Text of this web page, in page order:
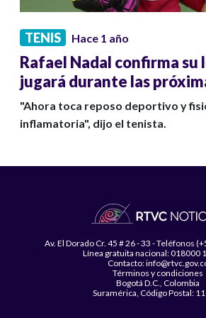
TENIS Hace 1 año
Rafael Nadal confirma su
jugará durante las
"Ahora toca reposo deportivo y
inflamatoria", dijo el tenista.
Av. El Dorado Cr. 45 # 26 - 33 - Teléfonos
Línea gratuita nacional: 018000
Contacto:
Términos y condiciones
Bogotá D.C., Colombia
Suramérica, Código Postal: